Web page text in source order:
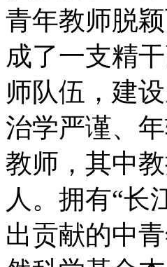
青年教师脱
成了一支精
师队伍，建
治学严谨、
教师，其中
人。拥有“长
出贡献的中